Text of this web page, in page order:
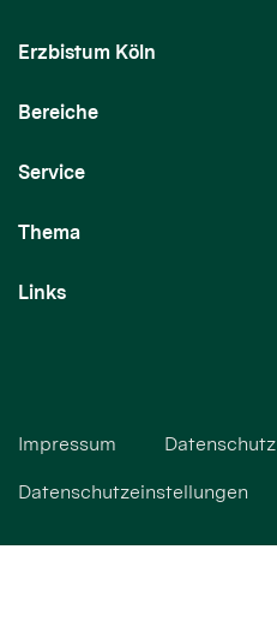
Erzbistum Köln
Bereiche
Service
Thema
Links
Impressum Datenschutz
Datenschutzeinstellungen